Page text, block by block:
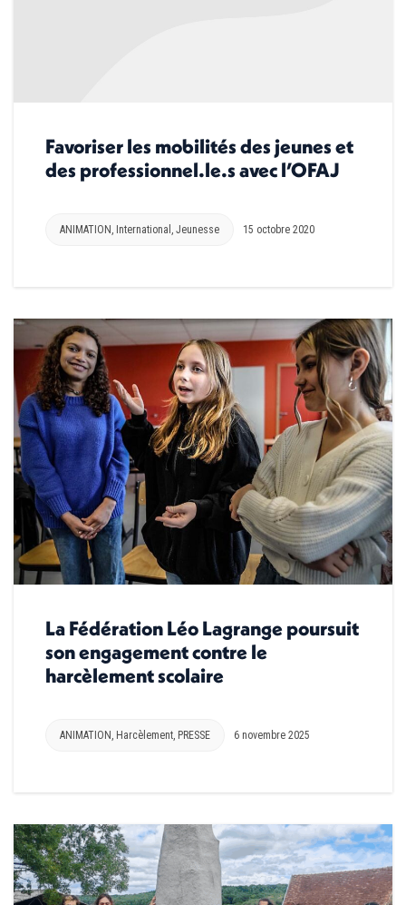
Favoriser les mobilités des jeunes et
des professionnel.le.s avec l’OFAJ
ANIMATION , International , Jeunesse 15 octobre 2020
La Fédération Léo Lagrange poursuit
son engagement contre le
harcèlement scolaire
ANIMATION , Harcèlement, PRESSE 6 novembre 2025